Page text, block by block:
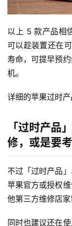
以上 5 款产品相
可以趁装置还在
寿命，可提早预
机。
详细的苹果过时产
「过时产品
修，或是要
不过「过时产品
苹果官方或授权
他第三方维修店家
同时也建议还在